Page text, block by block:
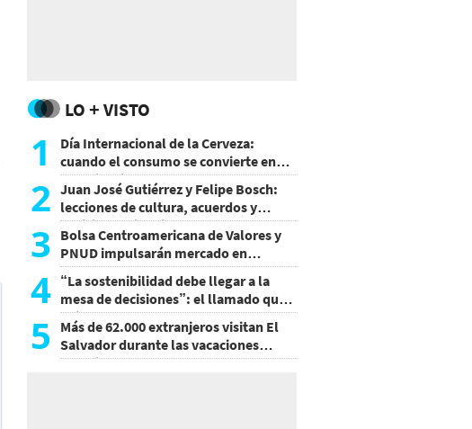
LO + VISTO
1
Día Internacional de la Cerveza:
cuando el consumo se convierte en
experiencia
2 Juan José Gutiérrez y Felipe Bosch:
lecciones de cultura, acuerdos y
decisiones sin miedo
3 Bolsa Centroamericana de Valores y
PNUD impulsarán mercado en
Honduras
4 “La sostenibilidad debe llegar a la
mesa de decisiones”: el llamado que
deja CentraRSE
5
Más de 62.000 extranjeros visitan El
Salvador durante las vacaciones
agostinas